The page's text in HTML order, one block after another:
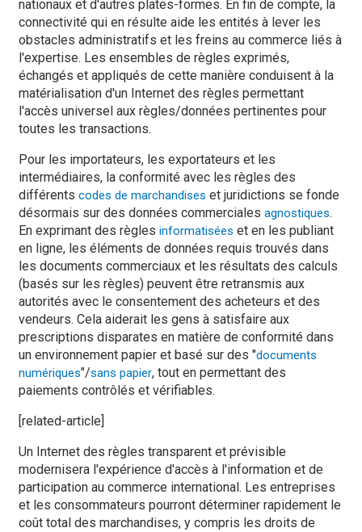
nationaux et d'autres plates-formes. En fin de compte, la
connectivité qui en résulte aide les entités à lever les
obstacles administratifs et les freins au commerce liés à
l'expertise. Les ensembles de règles exprimés,
échangés et appliqués de cette manière conduisent à la
matérialisation d'un Internet des règles permettant
l'accès universel aux règles/données pertinentes pour
toutes les transactions.
Pour les importateurs, les exportateurs et les
intermédiaires, la conformité avec les règles des
différents codes de marchandises et juridictions se fonde
désormais sur des données commerciales agnostiques.
En exprimant des règles informatisées et en les publiant
en ligne, les éléments de données requis trouvés dans
les documents commerciaux et les résultats des calculs
(basés sur les règles) peuvent être retransmis aux
autorités avec le consentement des acheteurs et des
vendeurs. Cela aiderait les gens à satisfaire aux
prescriptions disparates en matière de conformité dans
un environnement papier et basé sur des "documents
numériques"/sans papier, tout en permettant des
paiements contrôlés et vérifiables.
[related-article]
Un Internet des règles transparent et prévisible
modernisera l'expérience d'accès à l'information et de
participation au commerce international. Les entreprises
et les consommateurs pourront déterminer rapidement le
coût total des marchandises, y compris les droits de